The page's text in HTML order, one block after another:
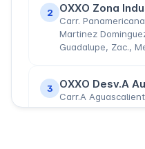
2 OXXO Zona
Carr.
Martinez
Guadalupe, Zac.,
3 OXXO Desv.A
Carr.A
Tacoaleche, 98630